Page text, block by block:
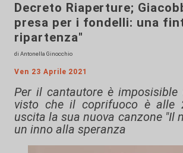
Decreto Riaperture;
presa per i fondelli: una
ripartenza"
di Antonella Ginocchio
Ven 23 Aprile 2021
Per il cantautore è imposisible
visto che il coprifuoco è alle
uscita la sua nuova canzone "Il
un inno alla speranza